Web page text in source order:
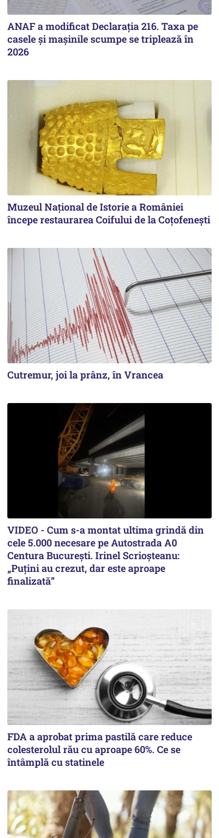
ANAF a modificat Declarația 216. Taxa pe
casele și mașinile scumpe se triplează în
2026
Muzeul Național de Istorie a României
începe restaurarea Coifului de la Coțofenești
Cutremur, joi la prânz, în Vrancea
VIDEO - Cum s-a montat ultima grindă din
cele 5.000 necesare pe Autostrada A0
Centura București. Irinel Scrioșteanu:
„Puțini au crezut, dar este aproape
finalizată”
FDA a aprobat prima pastilă care reduce
colesterolul rău cu aproape 60%. Ce se
întâmplă cu statinele